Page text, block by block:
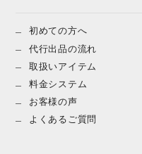
初めての方へ
代行出品の流れ
取扱いアイテム
料金システム
お客様の声
よくあるご質問